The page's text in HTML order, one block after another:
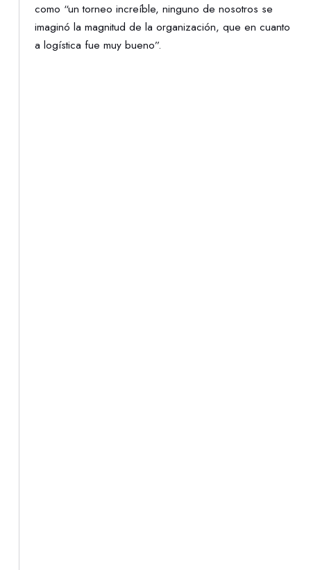
como “un torneo increíble, ninguno de nosotros se
imaginó la magnitud de la organización, que en cuanto
a logística fue muy bueno”.